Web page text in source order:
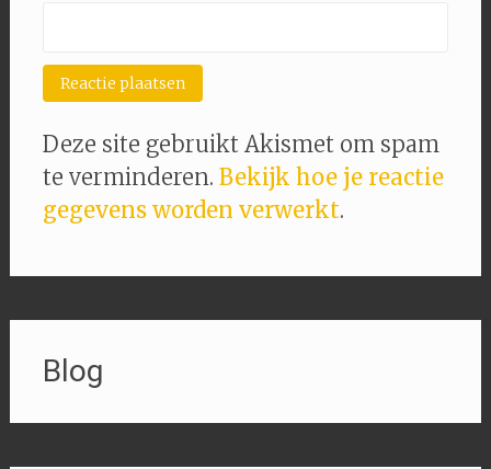
Deze site gebruikt Akismet om spam
te verminderen. Bekijk hoe je reactie
gegevens worden verwerkt.
Blog